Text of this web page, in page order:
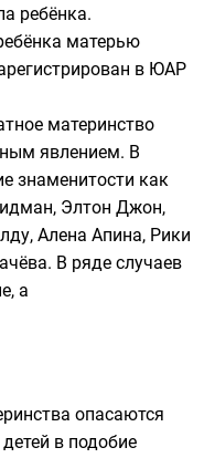
ребёнка.
матерью
в ЮАР
материнство
явлением. В
знаменитости как
, Элтон Джон,
, Алена Апина, Рики
. В ряде случаев
а
опасаются
в подобие